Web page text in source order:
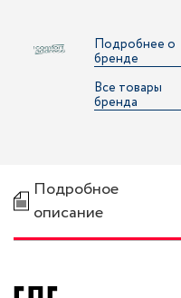
Подробнее о
бренде
Все товары
бренда
Подробное
описание